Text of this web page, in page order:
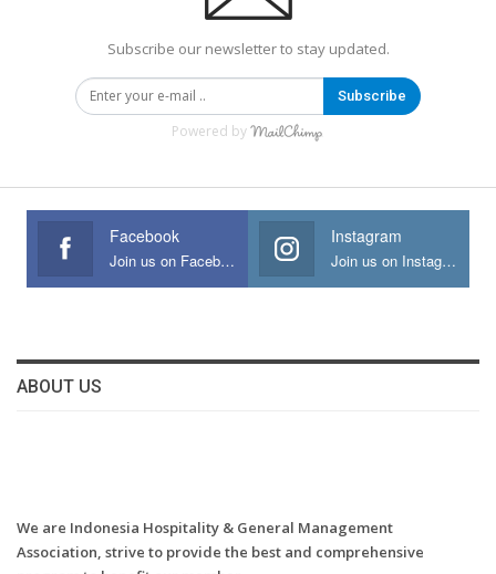
Subscribe our newsletter to stay updated.
Subscribe
Powered by
Facebook
Join us on Facebook
Instagram
Join us on Instagram
ABOUT US
We are Indonesia Hospitality & General Management
Association, strive to provide the best and comprehensive